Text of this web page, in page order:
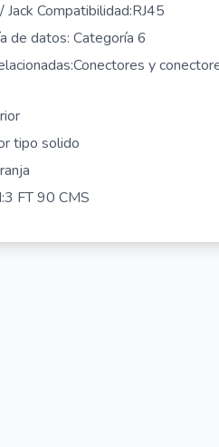
Jack Compatibilidad:RJ45
de datos: Categoría 6
y
tipo solido
FT 90 CMS